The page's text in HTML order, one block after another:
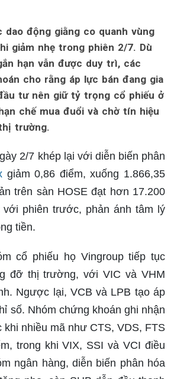
dao động giằng co quanh vùng
giảm nhẹ trong phiên 2/7. Dù
hạn vẫn được duy trì, các
cho rằng áp lực bán đang gia
tư nên giữ tỷ trọng cổ phiếu ở
chế mua đuổi và chờ tín hiệu
trường.
2/7 khép lại với diễn biến phân
giảm 0,86 điểm, xuống 1.866,35
trên sàn HOSE đạt hơn 17.200
với phiên trước, phản ánh tâm lý
tiền.
cổ phiếu họ Vingroup tiếp tục
đỡ thị trường, với VIC và VHM
Ngược lại, VCB và LPB tạo áp
số. Nhóm chứng khoán ghi nhận
khi nhiều mã như CTS, VDS, FTS
trong khi VIX, SSI và VCI điều
ngân hàng, diễn biến phân hóa